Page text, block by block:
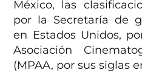
México, las
por la Secretaría de
en Estados Unidos,
Asociación
(MPAA, por sus siglas